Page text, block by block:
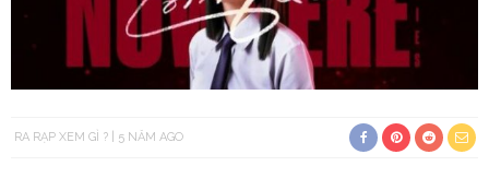
RA RẠP XEM GÌ ? 5 NĂM AGO